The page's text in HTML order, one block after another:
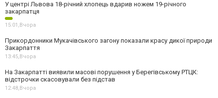
У центрі Львова 18-річний хлопець вдарив ножем 19-річного
закарпатця
15:01,Вчора
Прикордонники Мукачівського загону показали красу дикої природи
Закарпаття
13:45,Вчора
На Закарпатті виявили масові порушення у Берегівському РТЦК:
відстрочки скасовували без підстав
12:48,Вчора